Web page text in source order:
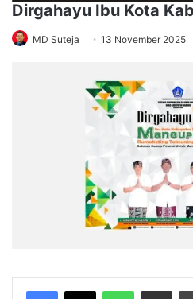
Dirgahayu Ibu Kota
MD Suteja 13 November 2025
WhatsApp
Share via